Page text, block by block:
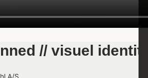
// visuel identitet